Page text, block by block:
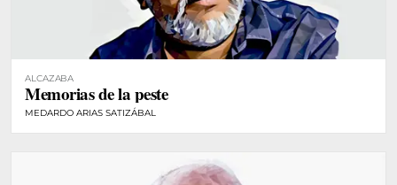
ALCAZABA
Memorias de la peste
MEDARDO ARIAS SATIZÁBAL